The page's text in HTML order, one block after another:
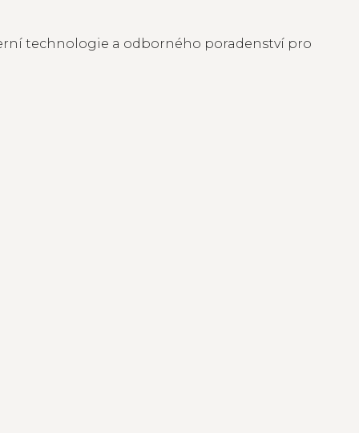
technologie a odborného poradenství pro